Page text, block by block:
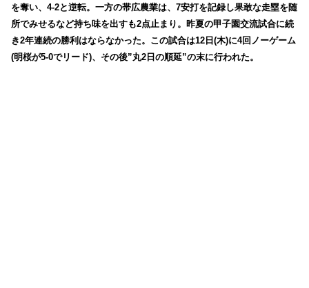
を奪い、4-2と逆転。一方の帯広農業は、7安打を記録し果敢な走塁を随
所でみせるなど持ち味を出すも2点止まり。昨夏の甲子園交流試合に続
き2年連続の勝利はならなかった。この試合は12日(木)に4回ノーゲーム
(明桜が5-0でリード)、その後”丸2日の順延”の末に行われた。